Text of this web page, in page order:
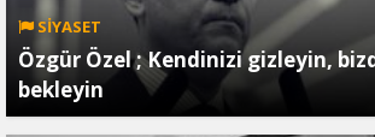
SİYASET
Özgür Özel ; Kendinizi gizleyin,
bekleyin